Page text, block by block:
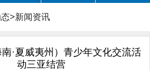
>新闻资讯
·夏威夷州）青少年文化交流活
动三亚结营